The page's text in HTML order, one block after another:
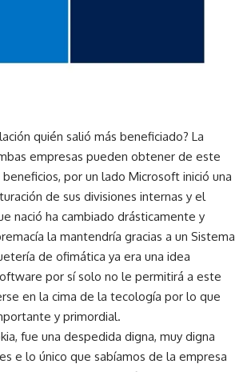
quién salió más beneficiado? La
empresas pueden obtener de este
por un lado Microsoft inició una
de sus divisiones internas y el
nació ha cambiado drásticamente y
la mantendría gracias a un Sistema
de ofimática ya era una idea
por sí solo no le permitirá a este
en la cima de la tecología por lo que
y primordial.
fue una despedida digna, muy digna
e lo único que sabíamos de la empresa